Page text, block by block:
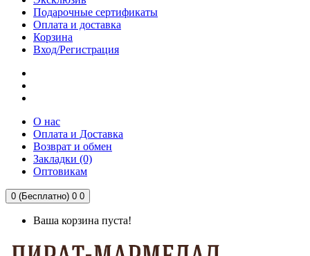
Подарочные сертификаты
Оплата и доставка
Корзина
Вход/Регистрация
О нас
Оплата и Доставка
Возврат и обмен
Закладки (0)
Оптовикам
0 (Бесплатно) 0 0
Ваша корзина пуста!